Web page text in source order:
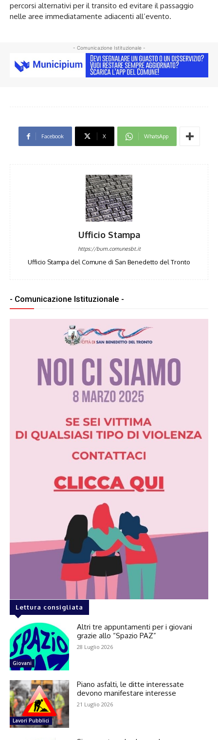
percorsi alternativi per il transito ed evitare il passaggio
nelle aree immediatamente adiacenti all’evento.
- Comunicazione Istituzionale -
Facebook X WhatsApp
Ufficio Stampa
https://bum.comunesbt.it
Ufficio Stampa del Comune di San Benedetto del Tronto
- Comunicazione Istituzionale -
Lettura consigliata
Giovani
Altri tre appuntamenti per i giovani
grazie allo “Spazio PAZ”
28 Luglio 2026
Lavori Pubblici
Piano asfalti, le ditte interessate
devono manifestare interesse
21 Luglio 2026